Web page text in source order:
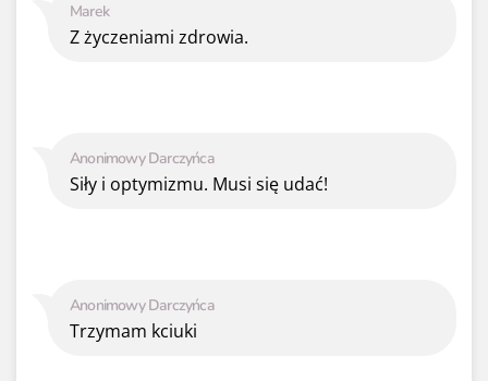
Anonimowy Darczyńca
Trzymam kciuki
Anonimowy Darczyńca
Siły i optymizmu. Musi się udać!
Marek
Z życzeniami zdrowia.